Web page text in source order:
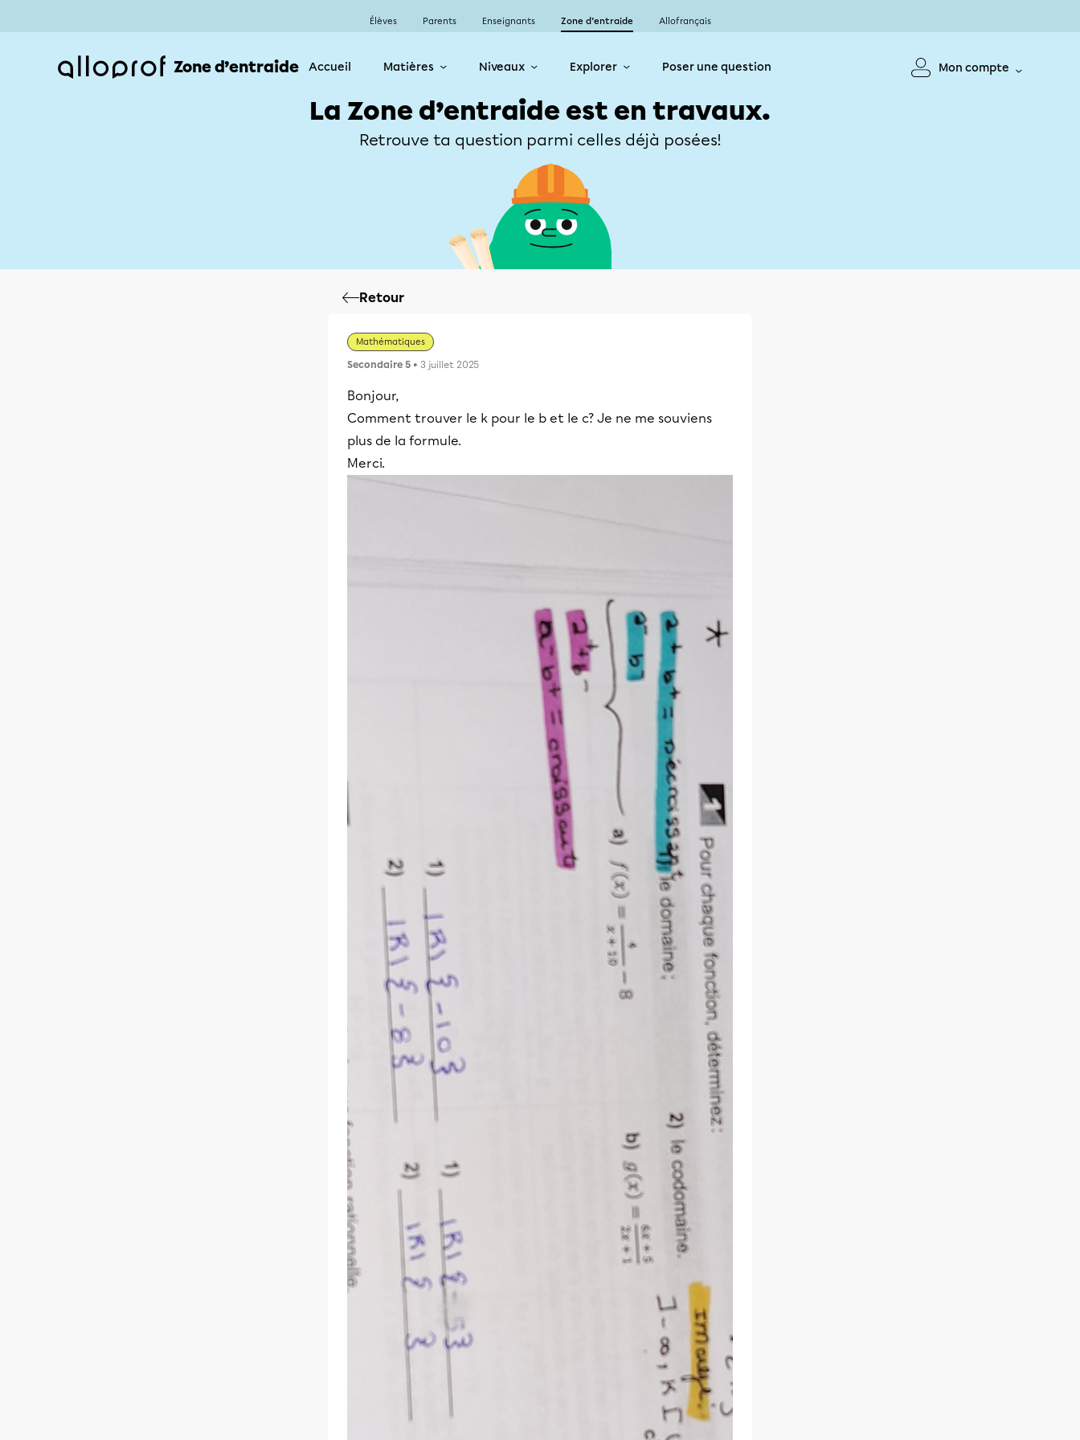
Élèves Parents Enseignants Zone d’entraide Allofrançais
Zone d’entraide Accueil Matières Niveaux Explorer Poser une question Mon compte
La Zone d’entraide est en travaux.
Retrouve ta question parmi celles déjà posées!
Retour
Mathématiques
Secondaire 5 • 3 juillet 2025
Bonjour,
Comment trouver le k pour le b et le c? Je ne me souviens
plus de la formule.
Merci.